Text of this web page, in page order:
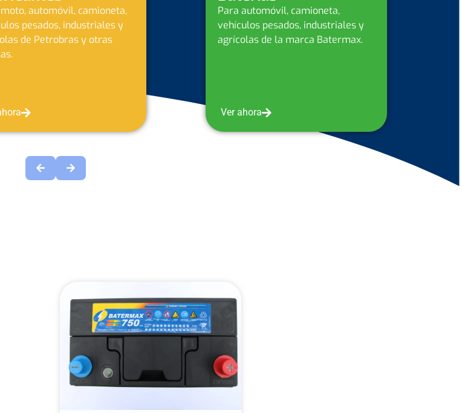
Para automóvil, camioneta,
vehículos pesados, industriales y
agrícolas de la marca Batermax.
Ver ahora
Para automóvil, camioneta,
vehículos pesados, industriales y
agrícolas en nuestros centros de
Ver ahora